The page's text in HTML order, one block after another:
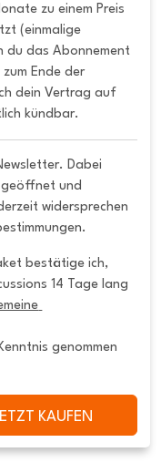
zu einem Preis
(einmalige
du das Abonnement
Ende der
dein Vertrag auf
kündbar.
Dabei
geöffnet und
widersprechen
bestätige ich,
14 Tage lang
genommen
KAUFEN